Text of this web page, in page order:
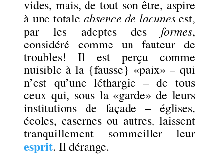
vides, mais, de tout son être, aspire
à une totale absence de lacunesest,
par les adeptes des formes,
considéré comme un fauteur de
troubles! Il est perçu comme
nuisible à la {fausse} «paix» – qui
n’est qu’une léthargie – de tous
ceux qui, sous la «garde» de leurs
institutions de façade – églises,
écoles, casernes ou autres, laissent
tranquillement sommeiller leur
esprit. Il dérange.